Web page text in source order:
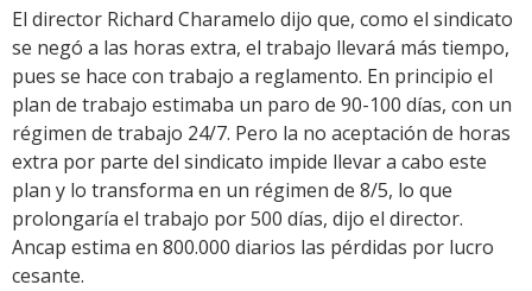
El director Richard Charamelo dijo que, como el sindicato
se negó a las horas extra, el trabajo llevará más tiempo,
pues se hace con trabajo a reglamento. En principio el
plan de trabajo estimaba un paro de 90-100 días, con un
régimen de trabajo 24/7. Pero la no aceptación de horas
extra por parte del sindicato impide llevar a cabo este
plan y lo transforma en un régimen de 8/5, lo que
prolongaría el trabajo por 500 días, dijo el director.
Ancap estima en 800.000 diarios las pérdidas por lucro
cesante.